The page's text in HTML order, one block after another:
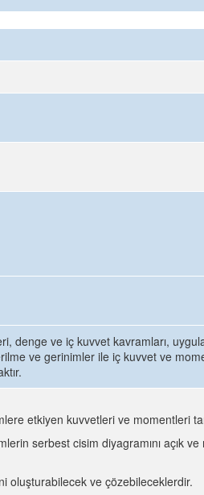
denge ve iç kuvvet kavramları,
ve gerinimler ile iç kuvvet ve
etkiyen kuvvetleri ve momentleri
serbest cisim diyagramını açık
oluşturabilecek ve çözebileceklerdir.